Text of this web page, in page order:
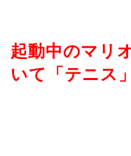
起動中のマリ
いて「テニス